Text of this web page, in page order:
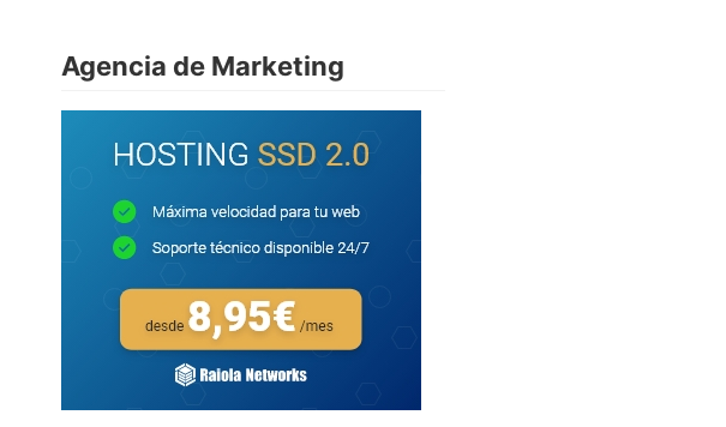
Agencia de Marketing